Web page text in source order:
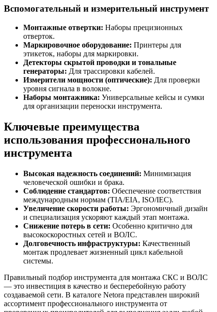
Вспомогательный и измерительный инструмент
Монтажные отвертки: Наборы прецизионных
отверток.
Маркировочное оборудование: Принтеры для
этикеток, наборы для маркировки.
Детекторы скрытой проводки и тональные
генераторы: Для трассировки кабелей.
Измерители мощности (оптические): Для проверки
уровня сигнала в волокне.
Наборы монтажника: Универсальные кейсы и сумки
для организации переноски инструмента.
Ключевые преимущества
использования профессионального
инструмента
Высокая надежность соединений: Минимизация
человеческой ошибки и брака.
Соблюдение стандартов: Обеспечение соответствия
международным нормам (TIA/EIA, ISO/IEC).
Увеличение скорости работы: Эргономичный дизайн
и специализация ускоряют каждый этап монтажа.
Снижение потерь в сети: Особенно критично для
высокоскоростных сетей и ВОЛС.
Долговечность инфраструктуры: Качественный
монтаж продлевает жизненный цикл кабельной
системы.
Правильный подбор инструмента для монтажа СКС и ВОЛС
— это инвестиция в качество и бесперебойную работу
создаваемой сети. В каталоге Netora представлен широкий
ассортимент профессионального инструмента от